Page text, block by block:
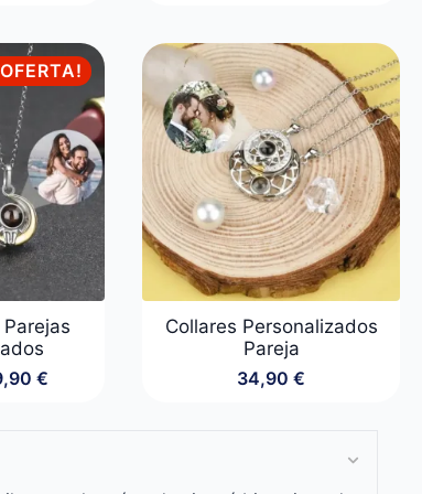
49,90 €
hasta
89,90 €
€
Collares Personalizados
Pareja
34,90€